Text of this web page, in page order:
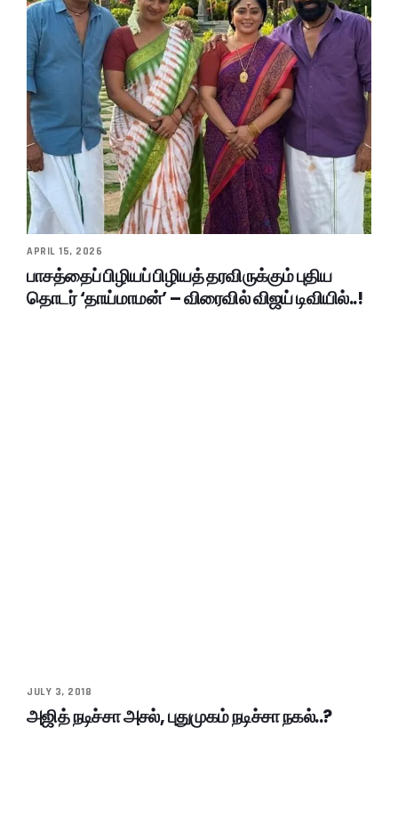
APRIL 15, 2026
பாசத்தைப் பிழியப் பிழியத் தரவிருக்கும் புதிய
தொடர் ‘தாய்மாமன்’ – விரைவில் விஜய் டிவியில்..!
JULY 3, 2018
அஜித் நடிச்சா அசல், புதுமுகம் நடிச்சா நகல்..?